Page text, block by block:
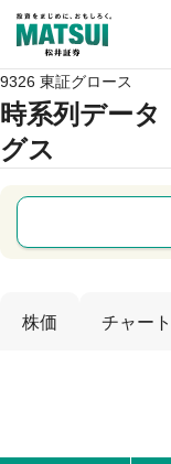
9326 東証グロース
時系列データ
グス
株価 チャート